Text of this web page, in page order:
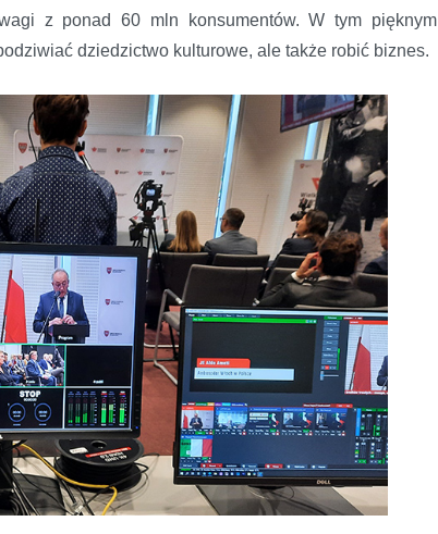
z ponad 60 mln konsumentów. W tym pięknym
dziedzictwo kulturowe, ale także robić biznes.